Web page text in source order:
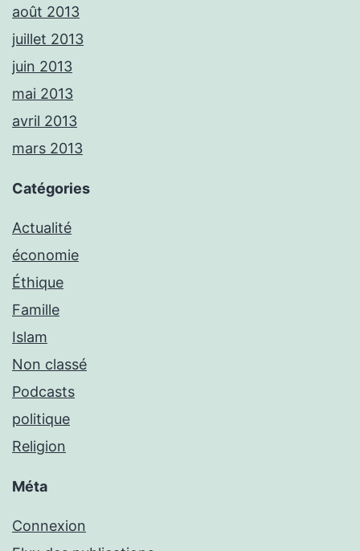
août 2013
juillet 2013
juin 2013
mai 2013
avril 2013
mars 2013
Catégories
Actualité
économie
Éthique
Famille
Islam
Non classé
Podcasts
politique
Religion
Méta
Connexion